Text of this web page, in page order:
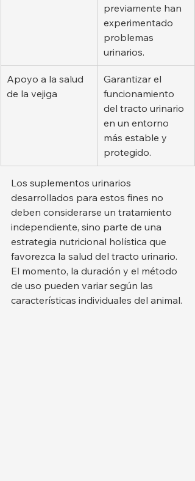
previamente han
experimentado
problemas
urinarios.
Apoyo a la salud
de la vejiga
Garantizar el
funcionamiento
del tracto urinario
en un entorno
más estable y
protegido.
Los suplementos urinarios
desarrollados para estos fines no
deben considerarse un tratamiento
independiente, sino parte de una
estrategia nutricional holística que
favorezca la salud del tracto urinario.
El momento, la duración y el método
de uso pueden variar según las
características individuales del animal.